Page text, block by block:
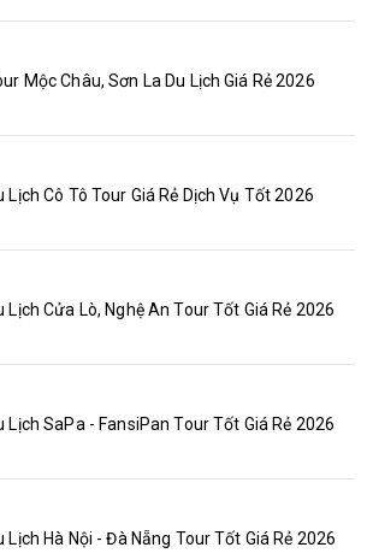
Mộc Châu, Sơn La Du Lịch Giá Rẻ 2026
Lịch Cô Tô Tour Giá Rẻ Dịch Vụ Tốt 2026
Lịch Cửa Lò, Nghệ An Tour Tốt Giá Rẻ 2026
Lịch SaPa - FansiPan Tour Tốt Giá Rẻ 2026
Lịch Hà Nội - Đà Nẵng Tour Tốt Giá Rẻ 2026